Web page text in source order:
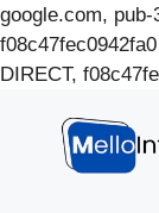
google.com, pub-
f08c47fec0942fa0
DIRECT,